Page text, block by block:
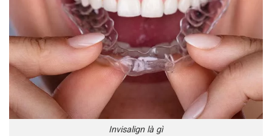
Invisalign là gì